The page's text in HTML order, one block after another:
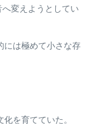
変えようとしてい
には極めて小さな存
を育てていた。